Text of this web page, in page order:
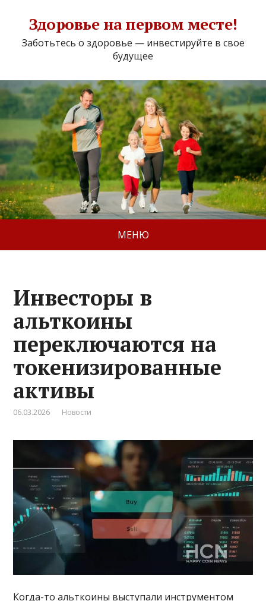
Здоровье на первом месте!
Заботьтесь о здоровье — инвестируйте в свое
будущее
МЕНЮ
Инвесторы в
альткоины
переключаются на
токенизированные
активы
06.03.2026 Новости
Когда-то альткоины выступали инструментом